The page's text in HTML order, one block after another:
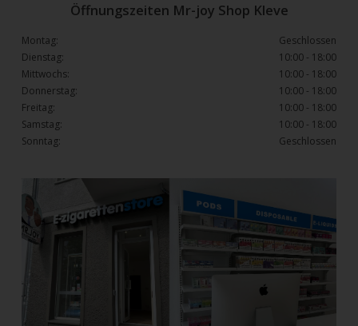
Öffnungszeiten Mr-joy Shop Kleve
Montag:
Geschlossen
Dienstag:
10:00 - 18:00
Mittwochs:
10:00 - 18:00
Donnerstag:
10:00 - 18:00
Freitag:
10:00 - 18:00
Samstag:
10:00 - 18:00
Sonntag:
Geschlossen